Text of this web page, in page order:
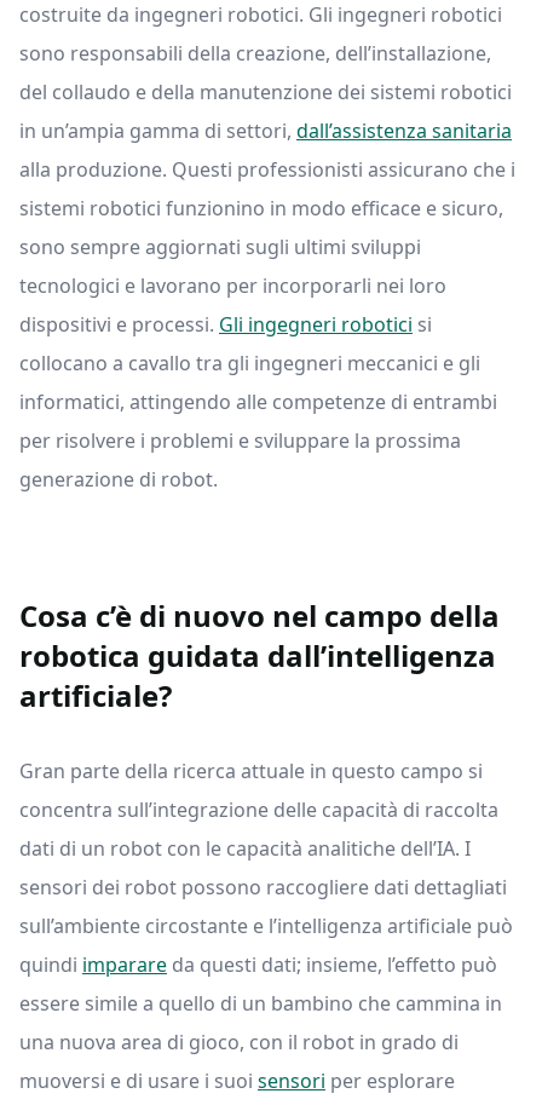
costruite da ingegneri robotici. Gli ingegneri robotici
sono responsabili della creazione, dell’installazione,
del collaudo e della manutenzione dei sistemi robotici
in un’ampia gamma di settori, dall’assistenza sanitaria
alla produzione. Questi professionisti assicurano che i
sistemi robotici funzionino in modo efficace e sicuro,
sono sempre aggiornati sugli ultimi sviluppi
tecnologici e lavorano per incorporarli nei loro
dispositivi e processi. Gli ingegneri robotici si
collocano a cavallo tra gli ingegneri meccanici e gli
informatici, attingendo alle competenze di entrambi
per risolvere i problemi e sviluppare la prossima
generazione di robot.
Cosa c’è di nuovo nel campo della
robotica guidata dall’intelligenza
artificiale?
Gran parte della ricerca attuale in questo campo si
concentra sull’integrazione delle capacità di raccolta
dati di un robot con le capacità analitiche dell’IA. I
sensori dei robot possono raccogliere dati dettagliati
sull’ambiente circostante e l’intelligenza artificiale può
quindi imparare da questi dati; insieme, l’effetto può
essere simile a quello di un bambino che cammina in
una nuova area di gioco, con il robot in grado di
muoversi e di usare i suoi sensori per esplorare